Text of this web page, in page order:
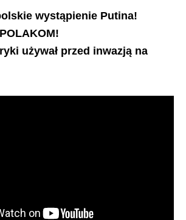
wystąpienie Putina!
używał przed inwazją na